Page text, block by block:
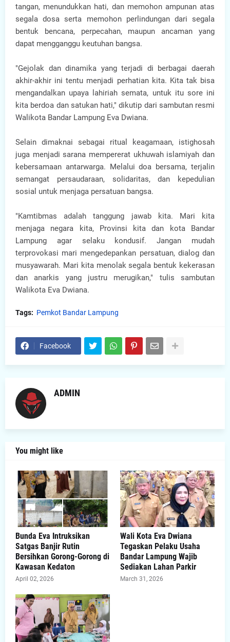
tangan, menundukkan hati, dan memohon ampunan atas
segala dosa serta memohon perlindungan dari segala
bentuk bencana, perpecahan, maupun ancaman yang
dapat mengganggu keutuhan bangsa.
"Gejolak dan dinamika yang terjadi di berbagai daerah
akhir-akhir ini tentu menjadi perhatian kita. Kita tak bisa
mengandalkan upaya lahiriah semata, untuk itu sore ini
kita berdoa dan satukan hati," dikutip dari sambutan resmi
Walikota Bandar Lampung Eva Dwiana.
Selain dimaknai sebagai ritual keagamaan, istighosah
juga menjadi sarana mempererat ukhuwah islamiyah dan
kebersamaan antarwarga. Melalui doa bersama, terjalin
semangat persaudaraan, solidaritas, dan kepedulian
sosial untuk menjaga persatuan bangsa.
"Kamtibmas adalah tanggung jawab kita. Mari kita
menjaga negara kita, Provinsi kita dan kota Bandar
Lampung agar selaku kondusif. Jangan mudah
terprovokasi mari mengedepankan persatuan, dialog dan
musyawarah. Mari kita menolak segala bentuk kekerasan
dan anarkis yang justru merugikan," tulis sambutan
Walikota Eva Dwiana.
Tags: Pemkot Bandar Lampung
Facebook
ADMIN
You might like
Bunda Eva Intruksikan
Satgas Banjir Rutin
Bersihkan Gorong-Gorong di
Kawasan Kedaton
April 02, 2026
Wali Kota Eva Dwiana
Tegaskan Pelaku Usaha
Bandar Lampung Wajib
Sediakan Lahan Parkir
March 31, 2026